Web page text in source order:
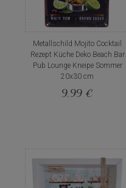
Metallschild Mojito Cocktail
Rezept Küche Deko Beach Bar
Pub Lounge Kneipe Sommer
20x30 cm
9,99 €